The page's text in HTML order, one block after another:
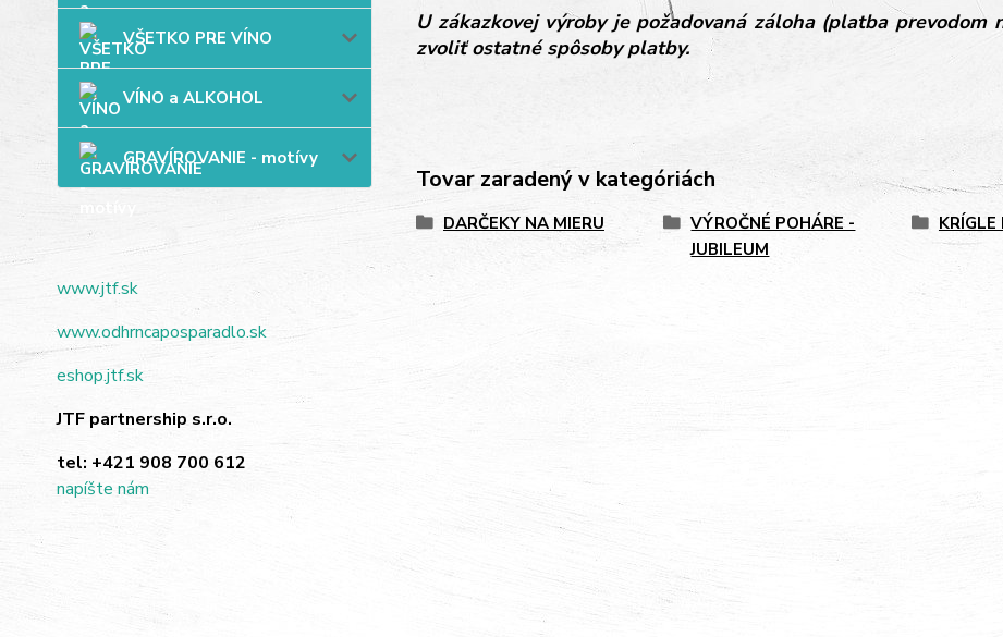
VŠETKO PRE VÍNO
VÍNO a ALKOHOL
GRAVÍROVANIE - motívy
www.jtf.sk
www.odhrncaposparadlo.sk
eshop.jtf.sk
JTF partnership s.r.o.
tel: +421 908 700 612
napíšte nám
U zákazkovej výroby je požadovaná záloha (platba
zvoliť ostatné spôsoby platby.
Tovar zaradený v kategóriách
DARČEKY NA MIERU
VÝROČNÉ POHÁRE -
JUBILEUM